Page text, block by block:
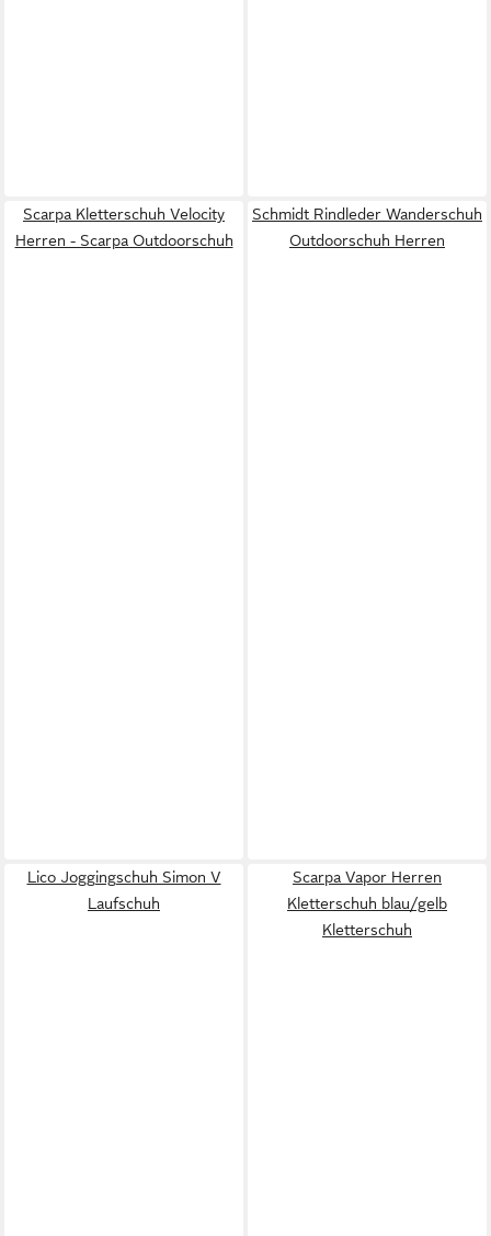
Scarpa Kletterschuh Velocity
Herren - Scarpa Outdoorschuh
Schmidt Rindleder Wanderschuh
Outdoorschuh Herren
Lico Joggingschuh Simon V
Laufschuh
Scarpa Vapor Herren
Kletterschuh blau/gelb
Kletterschuh